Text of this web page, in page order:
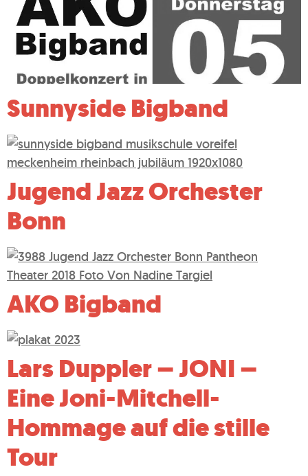
Sunnyside Bigband
Jugend Jazz Orchester
Bonn
AKO Bigband
Lars Duppler – JONI –
Eine Joni-Mitchell-
Hommage auf die stille
Tour